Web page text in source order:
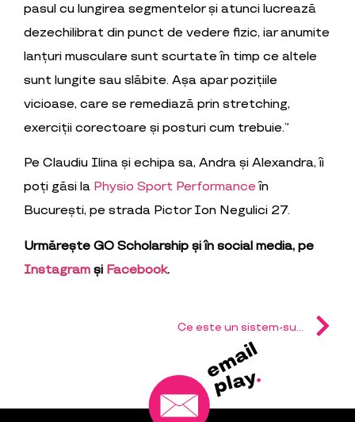
pasul cu lungirea segmentelor și atunci lucrează
dezechilibrat din punct de vedere fizic, iar anumite
lanțuri musculare sunt scurtate în timp ce altele
sunt lungite sau slăbite. Așa apar pozițiile
vicioase, care se remediază prin stretching,
exerciții corectoare și posturi cum trebuie.”
Pe Claudiu Ilina și echipa sa, Andra și Alexandra, îi
poți găsi la Physio Sport Performanceîn
București, pe strada Pictor Ion Negulici 27.
Urmărește GO Scholarship și în social media, pe
Instagram și Facebook.
Ce este un sistem-suport și cum îi poate susține pe tinerii sportivi să facă performanță?
play
.
e
ma
i
l